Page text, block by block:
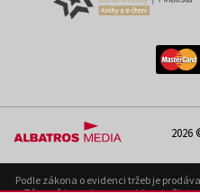
2026
Podle zákona o evidenci tržeb je